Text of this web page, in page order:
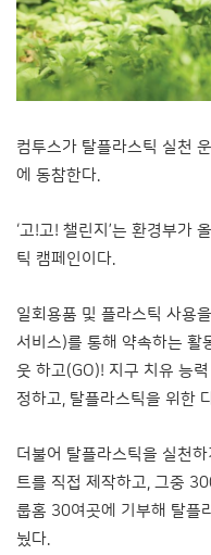
컴투스가 탈플라스틱 실천
에 동참한다.
‘고!고! 챌린지’는 환경부가
틱 캠페인이다.
일회용품 및 플라스틱 사용
서비스)를 통해 약속하는 활
웃 하고(GO)! 지구 치유 능
정하고, 탈플라스틱을 위한
더불어 탈플라스틱을 실천
트를 직접 제작하고, 그중
룹홈 30여곳에 기부해 탈플
눴다.